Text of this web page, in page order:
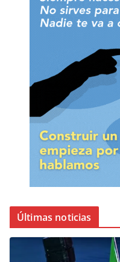
Últimas noticias